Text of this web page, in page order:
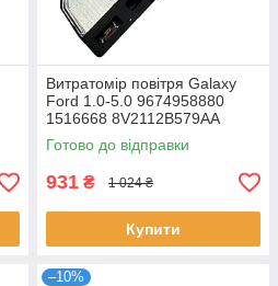
Витратомір повітря Galaxy
Ford 1.0-5.0 9674958880
1516668 8V2112B579AA
Готово до відправки
931 ₴ 1 024 ₴
Купити
–10%